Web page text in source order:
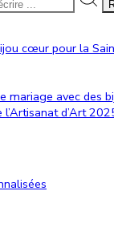
cœur pour la
mariage avec des
l’Artisanat d’Art